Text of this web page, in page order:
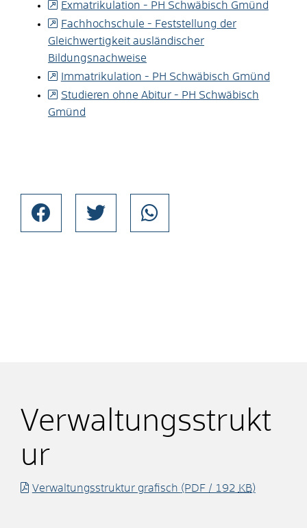
Exmatrikulation - PH Schwäbisch Gmünd
Fachhochschule - Feststellung der
Gleichwertigkeit ausländischer
Bildungsnachweise
Immatrikulation - PH Schwäbisch Gmünd
Studieren ohne Abitur - PH Schwäbisch
Gmünd
Verwaltungsstrukt
ur
Verwaltungsstruktur grafisch (PDF / 192 KB)